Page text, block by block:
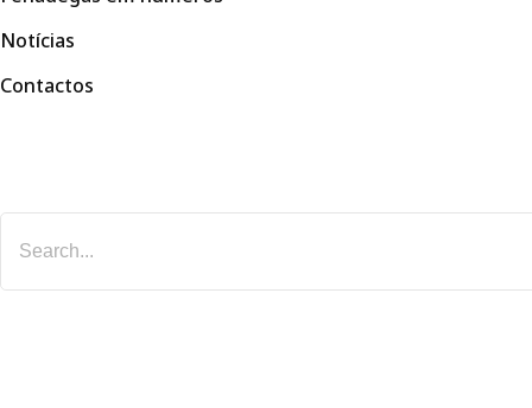
Notícias
Contactos